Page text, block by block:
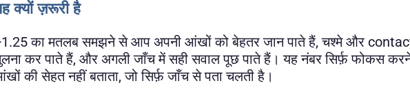
क्यों ज़रूरी है
का मतलब समझने से आप अपनी आंखों को बेहतर जान पाते हैं, चश्मे और
कर पाते हैं, और अगली जाँच में सही सवाल पूछ पाते हैं। यह नंबर सिर्फ़ फोकस
की सेहत नहीं बताता, जो सिर्फ़ जाँच से पता चलती है।